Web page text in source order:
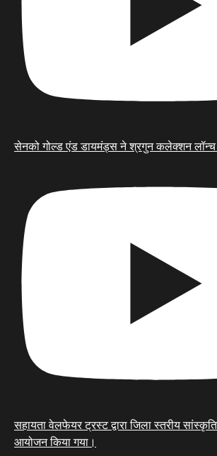
सेनको गोल्ड एंड डायमंड्स ने श्रगुन कलेक्शन लॉन्च
सहायता वेलफेयर ट्रस्ट द्वारा जिला स्तरीय
आयोजन किया गया।